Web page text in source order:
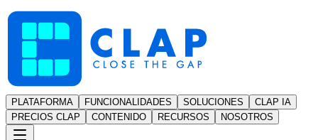
PLATAFORMA FUNCIONALIDADES SOLUCIONES
CLAP IA
PRECIOS CLAP
CONTENIDO RECURSOS NOSOTROS